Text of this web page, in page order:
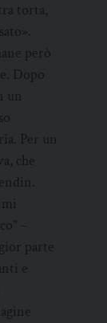
torta,
però
Dopo
un
Per un
che
–
parte
e